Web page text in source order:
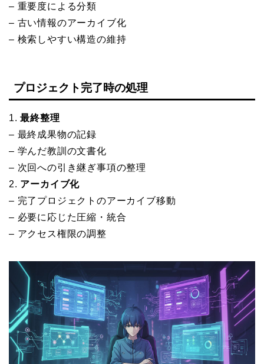
– 重要度による分類
– 古い情報のアーカイブ化
– 検索しやすい構造の維持
プロジェクト完了時の処理
1.最終整理
– 最終成果物の記録
– 学んだ教訓の文書化
– 次回への引き継ぎ事項の整理
2. アーカイブ化
– 完了プロジェクトのアーカイブ移動
– 必要に応じた圧縮・統合
– アクセス権限の調整